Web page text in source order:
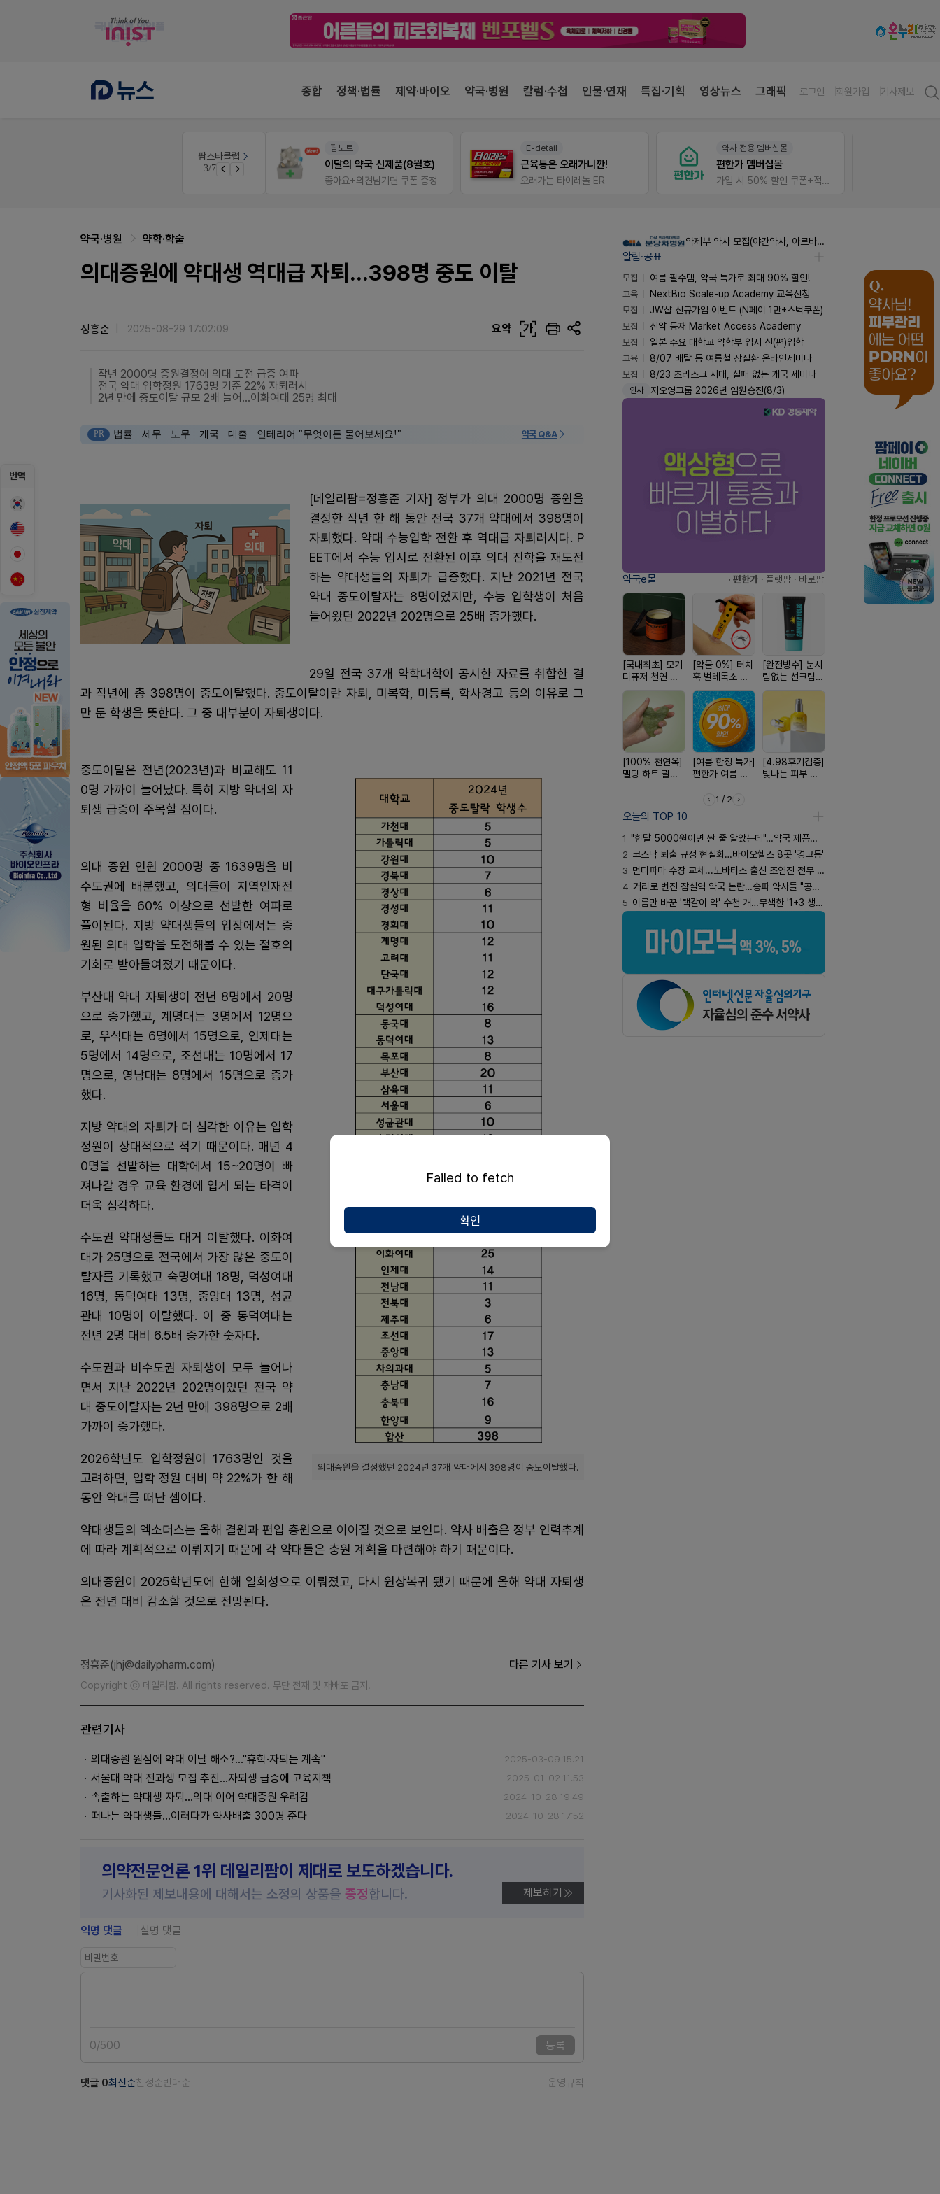
종합 정책·법률 제약·바이오 약국·병원 칼럼·수첩 인물·연재 특집·기획 영상뉴스 그래픽 로그인 회원가입 기사제보
팜스타클럽
3/7 약국 첫 채용공고 0원+'한번 더' 무료 연장
팜노트
이달의 약국 신제품(8월호)
좋아요+의견남기면 쿠폰 증정
E-detail
근육통은 오래가니깐!
오래가는 타이레놀 ER
약사 전용 멤버십몰
편한가 멤버십몰
가입 시 50% 할인 쿠폰+적립금까지!
번역
약국·병원 약학·학술
의대증원에 약대생 역대급 자퇴...398명 중도 이탈
정흥준 2025-08-29 17:02:09 요약 가
작년 2000명 증원결정에 의대 도전 급증 여파
전국 약대 입학정원 1763명 기준 22% 자퇴러시
2년 만에 중도이탈 규모 2배 늘어...이화여대 25명 최대
PR 법률 · 세무 · 노무 · 개국 · 대출 · 인테리어 "무엇이든 물어보세요!" 약국 Q&A
[데일리팜=정흥준 기자] 정부가 의대 2000명 증원을
결정한 작년 한 해 동안 전국 37개 약대에서 398명이
자퇴했다. 약대 수능입학 전환 후 역대급 자퇴러시다. P
EET에서 수능 입시로 전환된 이후 의대 진학을 재도전
하는 약대생들의 자퇴가 급증했다. 지난 2021년 전국
약대 중도이탈자는 8명이었지만, 수능 입학생이 처음
들어왔던 2022년 202명으로 25배 증가했다.
29일 전국 37개 약학대학이 공시한 자료를 취합한 결
과 작년에 총 398명이 중도이탈했다. 중도이탈이란 자퇴, 미복학, 미등록, 학사경고 등의 이유로 그
만 둔 학생을 뜻한다. 그 중 대부분이 자퇴생이다.
의대증원을 결정했던 2024년 37개 약대에서 398명이 중도이탈했다.
중도이탈은 전년(2023년)과 비교해도 11
0명 가까이 늘어났다. 특히 지방 약대의 자
퇴생 급증이 주목할 점이다.
의대 증원 인원 2000명 중 1639명을 비
수도권에 배분했고, 의대들이 지역인재전
형 비율을 60% 이상으로 선발한 여파로
풀이된다. 지방 약대생들의 입장에서는 증
원된 의대 입학을 도전해볼 수 있는 절호의
기회로 받아들여졌기 때문이다.
부산대 약대 자퇴생이 전년 8명에서 20명
으로 증가했고, 계명대는 3명에서 12명으
로, 우석대는 6명에서 15명으로, 인제대는
5명에서 14명으로, 조선대는 10명에서 17
명으로, 영남대는 8명에서 15명으로 증가
했다.
지방 약대의 자퇴가 더 심각한 이유는 입학
정원이 상대적으로 적기 때문이다. 매년 4
0명을 선발하는 대학에서 15~20명이 빠
져나갈 경우 교육 환경에 입게 되는 타격이
더욱 심각하다.
수도권 약대생들도 대거 이탈했다. 이화여
대가 25명으로 전국에서 가장 많은 중도이
탈자를 기록했고 숙명여대 18명, 덕성여대
16명, 동덕여대 13명, 중앙대 13명, 성균
관대 10명이 이탈했다. 이 중 동덕여대는
전년 2명 대비 6.5배 증가한 숫자다.
수도권과 비수도권 자퇴생이 모두 늘어나
면서 지난 2022년 202명이었던 전국 약
대 중도이탈자는 2년 만에 398명으로 2배
가까이 증가했다.
2026학년도 입학정원이 1763명인 것을
고려하면, 입학 정원 대비 약 22%가 한 해
동안 약대를 떠난 셈이다.
약대생들의 엑소더스는 올해 결원과 편입 충원으로 이어질 것으로 보인다. 약사 배출은 정부 인력추계
에 따라 계획적으로 이뤄지기 때문에 각 약대들은 충원 계획을 마련해야 하기 때문이다.
의대증원이 2025학년도에 한해 일회성으로 이뤄졌고, 다시 원상복귀 됐기 때문에 올해 약대 자퇴생
은 전년 대비 감소할 것으로 전망된다.
정흥준(jhj@dailypharm.com) 다른 기사 보기
Copyright ⓒ 데일리팜. All rights reserved. 무단 전재 및 재배포 금지.
관련기사
의대증원 원점에 약대 이탈 해소?..."휴학·자퇴는 계속" 2025-03-09 15:21
서울대 약대 전과생 모집 추진...자퇴생 급증에 고육지책 2025-01-02 11:53
속출하는 약대생 자퇴...의대 이어 약대증원 우려감 2024-10-28 19:49
떠나는 약대생들...이러다가 약사배출 300명 준다 2024-10-28 17:52
의약전문언론 1위 데일리팜이 제대로 보도하겠습니다.
기사화된 제보내용에 대해서는 소정의 상품을 증정합니다. 제보하기
익명 댓글 실명 댓글
0/500 등록
댓글 0최신순찬성순반대순 운영규칙
약제부 약사 모집(야간약사, 아르바이트약사)
알림·공표
모집
여름 필수템, 약국 특가로 최대 90% 할인!
교육
NextBio Scale-up Academy 교육신청
모집
JW샵 신규가입 이벤트 (N페이 1만+스벅쿠폰)
모집
신약 등재 Market Access Academy
모집
일본 주요 대학교 약학부 입시 신(편)입학
교육
8/07 배탈 등 여름철 장질환 온라인세미나
모집
8/23 초리스크 시대, 실패 없는 개국 세미나
인사 지오영그룹 2026년 임원승진(8/3)
약국e몰 · 편한가 · 플랫팜 · 바로팜
[국내최초] 모기
디퓨저 천연 계
피 모키센트 디
[약물 0%] 터치
훅 벌레독소 흡
인기
[완전방수] 눈시
림없는 선크림
(SPF50+)
[100% 천연옥]
멜팅 하트 괄사
[여름 한정 특가]
편한가 여름 쿨
템 싹쓰리)
[4.98후기검증]
빛나는 피부 오
1 / 2
오늘의 TOP 10
1 "한달 5000원이면 싼 줄 알았는데"…약국 제품과 비교해보니
2 코스닥 퇴출 규정 현실화…바이오헬스 8곳 '경고등'
3 먼디파마 수장 교체...노바티스 출신 조연진 전무 내정
4 거리로 번진 잠실역 약국 논란…송파 약사들 "공공성 훼손"
5 이름만 바꾼 '택갈이 약' 수천 개…무색한 '1+3 생동'
Failed to fetch
확인